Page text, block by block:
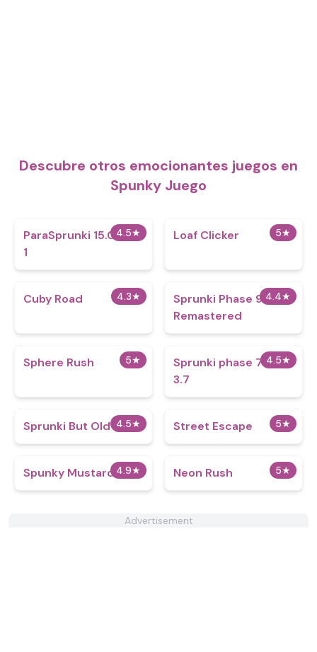
Descubre otros emocionantes juegos en
Spunky Juego
4.5★
ParaSprunki 15.0 Part
1
5★
Loaf Clicker
4.3★
Cuby Road 4.4★
Sprunki Phase 9:
Remastered
5★
Sphere Rush 4.5★
Sprunki phase 777
3.7
4.5★
Sprunki But Old 5★
Street Escape
4.9★
Spunky Mustard 5★
Neon Rush
Advertisement